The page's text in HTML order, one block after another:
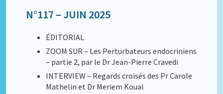
N°117 – JUIN 2025
ÉDITORIAL
ZOOM SUR – Les Perturbateurs endocriniens
– partie 2, par le Dr Jean-Pierre Cravedi
INTERVIEW – Regards croisés des Pr Carole
Mathelin et Dr Meriem Koual